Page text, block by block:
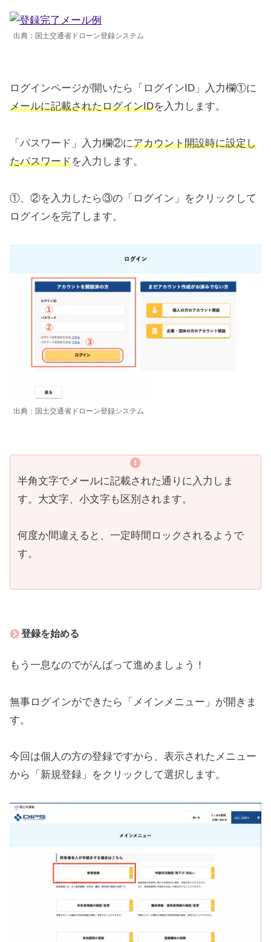
出典：国土交通省ドローン登録システム
ログインページが開いたら「ログインID」入力欄①に
メールに記載されたログインIDを入力します。
「パスワード」入力欄②にアカウント開設時に設定し
たパスワードを入力します。
①、②を入力したら③の「ログイン」をクリックして
ログインを完了します。
出典：国土交通省ドローン登録システム
半角文字でメールに記載された通りに入力しま
す。大文字、小文字も区別されます。
何度か間違えると、一定時間ロックされるようで
す。
登録を始める
もう一息なのでがんばって進めましょう！
無事ログインができたら「メインメニュー」が開きま
す。
今回は個人の方の登録ですから、表示されたメニュー
から「新規登録」をクリックして選択します。